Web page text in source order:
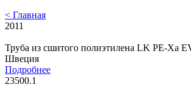
< Главная
2011
Труба из сшитого полиэтилена LK PE-Xa
Швеция
Подробнее
23500.1